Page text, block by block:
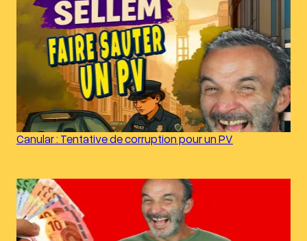
Canular : Tentative de corruption pour un PV